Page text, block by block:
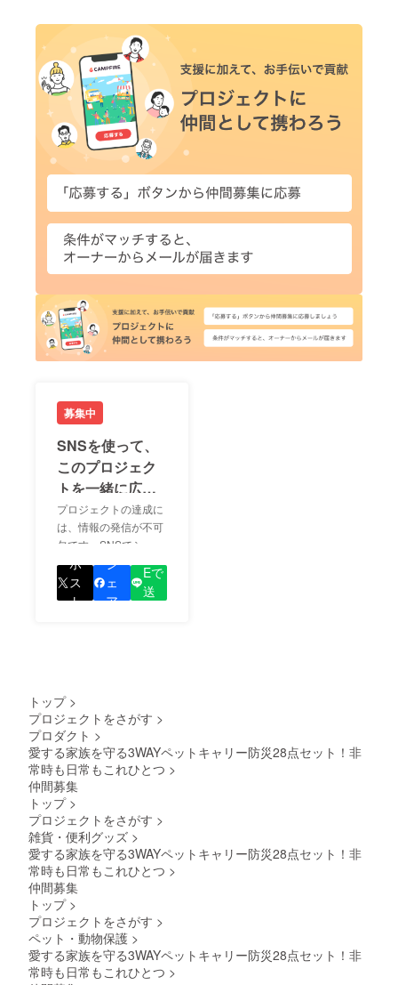
募集中
SNSを使って、
このプロジェク
トを一緒に広め
ましょう！
プロジェクトの達成に
は、情報の発信が不可
欠です。SNSでシェア
をして、あなたが応援
しているプロジェクト
の良さを知ってもらい
ポ
ス
ト
シ
ェ
ア
Eで
送
トップ >
プロジェクトをさがす >
プロダクト >
愛する家族を守る3WAYペットキャリー防災28点セット！非
常時も日常もこれひとつ >
仲間募集
トップ >
プロジェクトをさがす >
雑貨・便利グッズ >
愛する家族を守る3WAYペットキャリー防災28点セット！非
常時も日常もこれひとつ >
仲間募集
トップ >
プロジェクトをさがす >
ペット・動物保護 >
愛する家族を守る3WAYペットキャリー防災28点セット！非
常時も日常もこれひとつ >